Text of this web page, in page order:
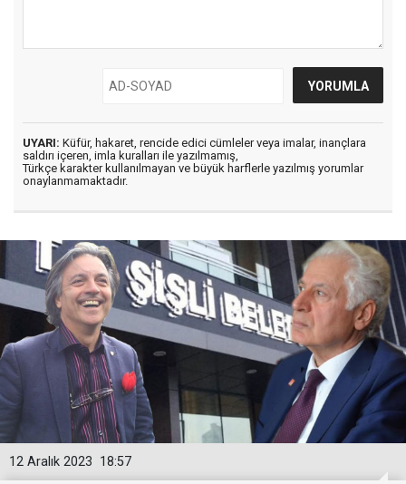
UYARI: Küfür, hakaret, rencide edici cümleler veya imalar, inançlara
saldırı içeren, imla kuralları ile yazılmamış,
Türkçe karakter kullanılmayan ve büyük harflerle yazılmış yorumlar
onaylanmamaktadır.
18:57
12 Aralık 2023